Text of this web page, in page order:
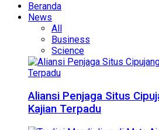
Beranda
News
All
Business
Science
Aliansi Penjaga Situs
Kajian Terpadu